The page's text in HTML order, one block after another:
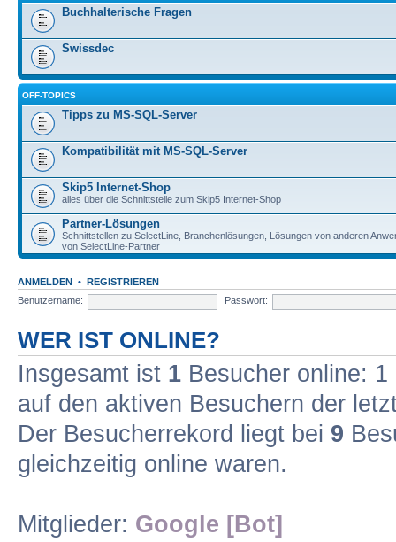
Buchhalterische Fragen
Swissdec
OFF-TOPICS
Tipps zu MS-SQL-Server
Kompatibilität mit MS-SQL-Server
Skip5 Internet-Shop
alles über die Schnittstelle zum Skip5 Internet-Shop
Partner-Lösungen
Schnittstellen zu SelectLine, Branchenlösungen, Lösungen von anderen
von SelectLine-Partner
ANMELDEN • REGISTRIEREN
Benutzername:
Passwort:
WER IST ONLINE?
Insgesamt ist 1 Besucher online:
auf den aktiven Besuchern der
Der Besucherrekord liegt bei 9
gleichzeitig online waren.
Mitglieder: Google [Bot]